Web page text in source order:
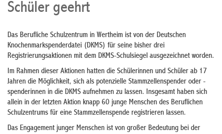
Schüler geehrt
Das Berufliche Schulzentrum in Wertheim ist von der Deutschen
Knochenmarkspenderdatei (DKMS) für seine bisher drei
Registrierungsaktionen mit dem DKMS-Schulsiegel ausgezeichnet worden.
Im Rahmen dieser Aktionen hatten die Schülerinnen und Schüler ab 17
Jahren die Möglichkeit, sich als potenzielle Stammzellenspender oder -
spenderinnen in die DKMS aufnehmen zu lassen. Insgesamt haben sich
allein in der letzten Aktion knapp 60 junge Menschen des Beruflichen
Schulzentrums für eine Stammzellenspende registrieren lassen.
Das Engagement junger Menschen ist von großer Bedeutung bei der